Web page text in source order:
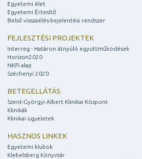
Egyetemi élet
Egyetemi Értesítő
Belső visszaélés-bejelentési rendszer
FEJLESZTÉSI PROJEKTEK
Interreg - Határon átnyúló együttműködések
Horizon2020
NKFI alap
Széchenyi 2020
BETEGELLÁTÁS
Szent-Györgyi Albert Klinikai Központ
Klinikák
Klinikai ügyeletek
HASZNOS LINKEK
Egyetemi klubok
Klebelsberg Könyvtár